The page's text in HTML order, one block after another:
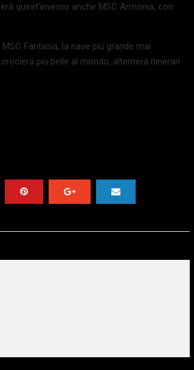
quest’inverno anche MSC Armonia, con
Fantasia, la nave più grande mai
più belle al mondo, alternerà itinerari